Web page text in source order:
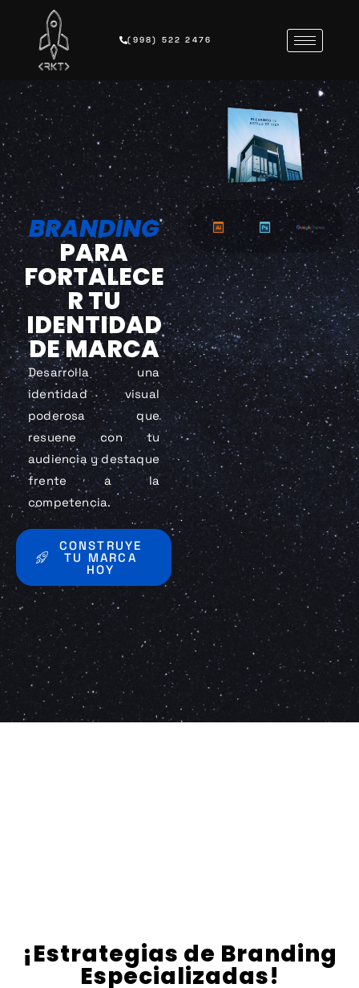
(998) 522 2476
BRANDING
PARA
FORTALECE
R TU
IDENTIDAD
DE MARCA
Desarrolla una
identidad visual
poderosa que
resuene con tu
audiencia y destaque
frente a la
competencia.
CONSTRUYE
TU MARCA
HOY
¡Estrategias de Branding
Especializadas!